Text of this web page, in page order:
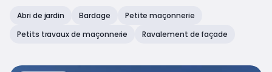
Abri de jardin Bardage
Petite maçonnerie
Petits travaux de maçonnerie
Ravalement de façade